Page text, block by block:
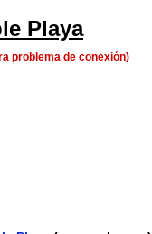
Playa
problema de conexión)